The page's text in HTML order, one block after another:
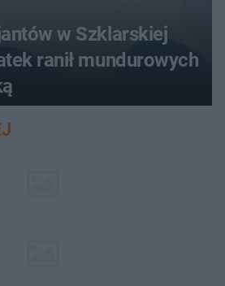
w Szklarskiej
ranił mundurowych